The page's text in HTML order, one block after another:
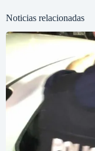
Noticias relacionadas